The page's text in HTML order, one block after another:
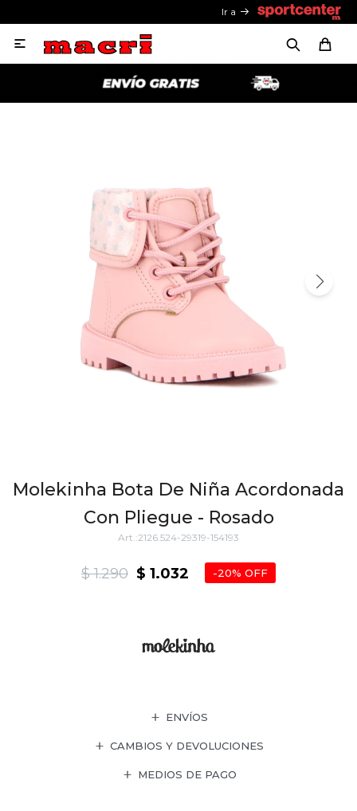
Ir a

Molekinha Bota De Niña Acordonada
Con Pliegue - Rosado
2126.524-29319-154193
$ 1.032
$ 1.290 20
ENVÍOS
CAMBIOS Y DEVOLUCIONES
MEDIOS DE PAGO